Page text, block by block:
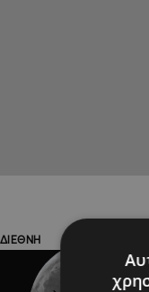
ΔΙΕΘΝΗ